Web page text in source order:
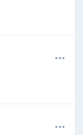
...
...